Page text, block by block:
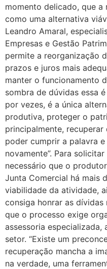
momento delicado, que
como uma alternativa
Leandro Amaral,
Empresas e Gestão
permite a reorganização
prazos e juros mais
manter o funcionamento
sombra de dúvidas essa
por vezes, é a única
produtiva, proteger o
principalmente,
poder cumprir a palavra
novamente”. Para
necessário que o
Junta Comercial há mais
viabilidade da atividade,
consiga honrar as
que o processo exige
assessoria especializada,
setor. “Existe um
recuperação mancha a
na verdade, uma